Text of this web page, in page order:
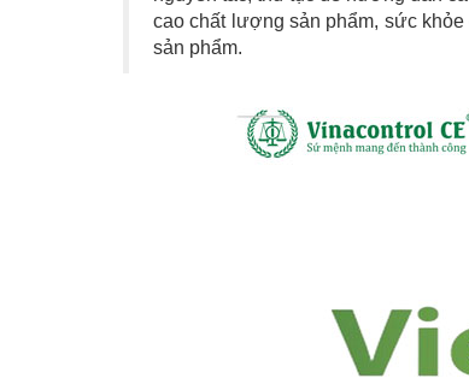
cao chất lượng sản phẩm, sức
sản phẩm.